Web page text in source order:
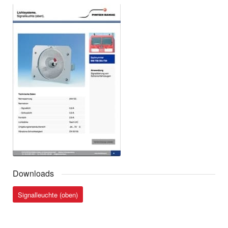
Downloads
Signalleuchte (oben)
LED-Signalscheinwerfer ICx
LED-Signalleuchte ecoSL ICx
Hell-Dunkel LED-Scheinwerfer ICx
Signalscheinwerfer ecoSSW-LED Mitte (oben)
Signalleuchte ecoSL-LED (unten)
LED-Scheinwerfer CRH3
Scheinwerfer SW-LED (links und rechts) Traxx AC3
Signalleuchte Desiro RUS (links und rechts)
Scheinwerfer Mitte (oben) Desiro RUS